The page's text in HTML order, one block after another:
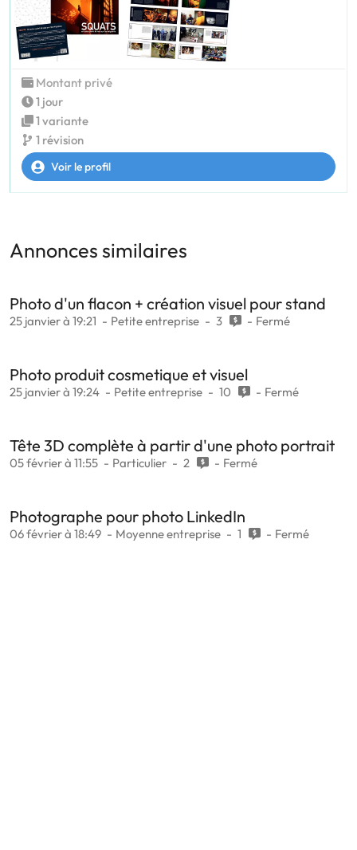
Montant privé
1 jour
1 variante
1 révision
Voir le profil
Annonces similaires
Photo d'un flacon + création visuel pour stand
25 janvier à 19:21 Petite entreprise 3 Fermé
Photo produit cosmetique et visuel
25 janvier à 19:24 Petite entreprise 10 Fermé
Tête 3D complète à partir d'une photo portrait
05 février à 11:55 Particulier 2 Fermé
Photographe pour photo LinkedIn
06 février à 18:49 Moyenne entreprise 1 Fermé